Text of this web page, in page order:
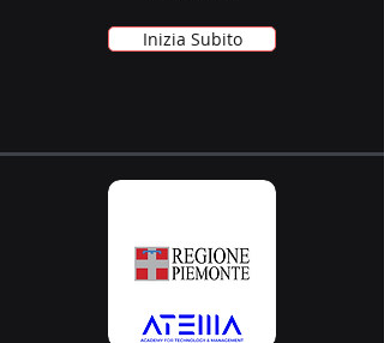
Inizia Subito